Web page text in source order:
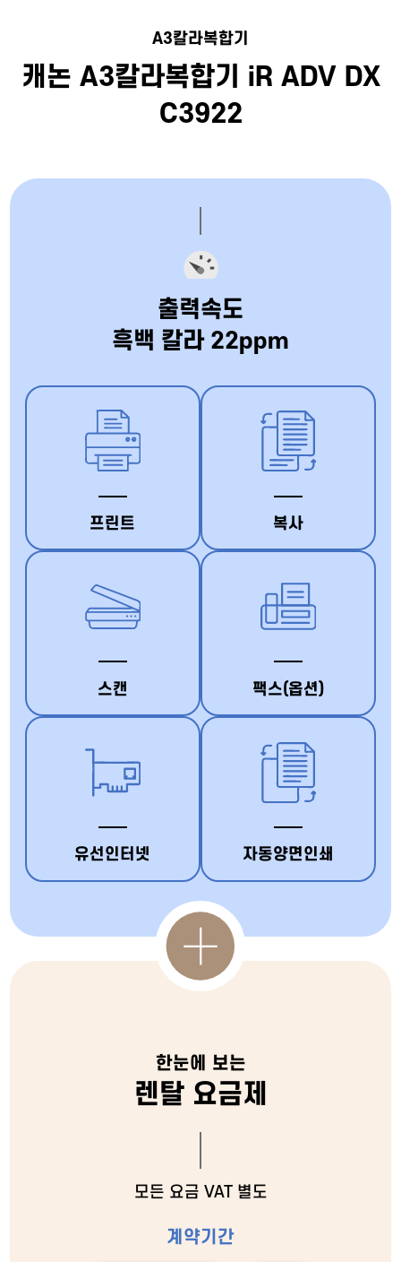
A3칼라복합기
캐논 A3칼라복합기 iR ADV DX
C3922
출력속도
흑백 칼라 22ppm
프린트 복사
스캔 팩스(옵션)
유선인터넷 자동양면인쇄
한눈에 보는
렌탈 요금제
모든 요금 VAT 별도
계약기간